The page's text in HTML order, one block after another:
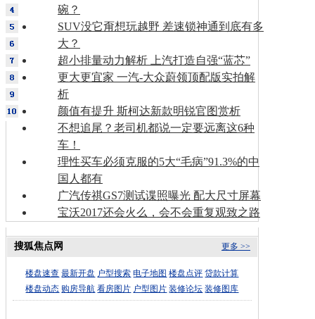
碗？
SUV没它甭想玩越野 差速锁神通到底有多
大？
超小排量动力解析 上汽打造自强“蓝芯”
更大更宜家 一汽-大众蔚领顶配版实拍解
析
颜值有提升 斯柯达新款明锐官图赏析
不想追尾？老司机都说一定要远离这6种
车！
理性买车必须克服的5大“毛病”91.3%的中
国人都有
广汽传祺GS7测试谍照曝光 配大尺寸屏幕
宝沃2017还会火么，会不会重复观致之路
更多 >>
搜狐焦点网
楼盘速查 最新开盘 户型搜索 电子地图 楼盘点评 贷款计算
楼盘动态 购房导航 看房图片 户型图片 装修论坛 装修图库